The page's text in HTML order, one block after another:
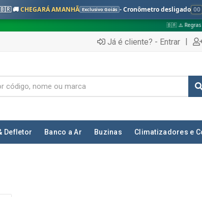
🚚CHEGARÁ AMANHÃ Exclusivo Goiás - Cronômetro desligado 00
🇧🇷 ⚠️ Regras válidas apenas
Já é cliente? - Entrar |
Defletor Banco a Ar Buzinas Climatizadores e